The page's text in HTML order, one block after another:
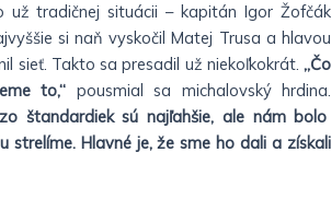
už tradičnej situácii – kapitán Igor Žofčák
si naň vyskočil Matej Trusa a hlavou
sieť. Takto sa presadil už niekoľkokrát. „Čo
to,“ pousmial sa michalovský hrdina.
štandardiek sú najľahšie, ale nám bolo
strelíme. Hlavné je, že sme ho dali a získali